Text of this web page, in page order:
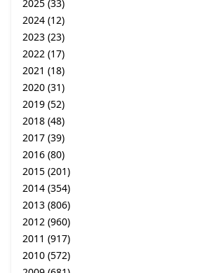
2025 (33)
2024 (12)
2023 (23)
2022 (17)
2021 (18)
2020 (31)
2019 (52)
2018 (48)
2017 (39)
2016 (80)
2015 (201)
2014 (354)
2013 (806)
2012 (960)
2011 (917)
2010 (572)